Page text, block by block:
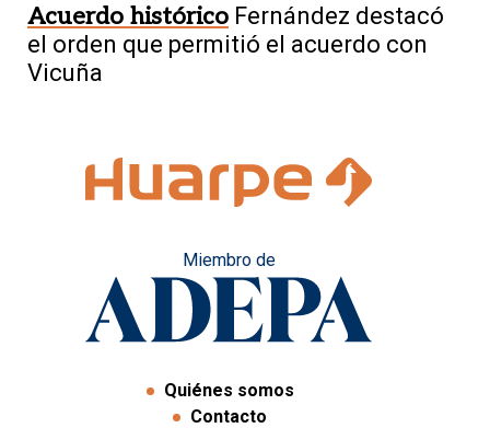
Acuerdo histórico Fernández destacó
el orden que permitió el acuerdo con
Vicuña
Miembro de
Quiénes somos
Contacto